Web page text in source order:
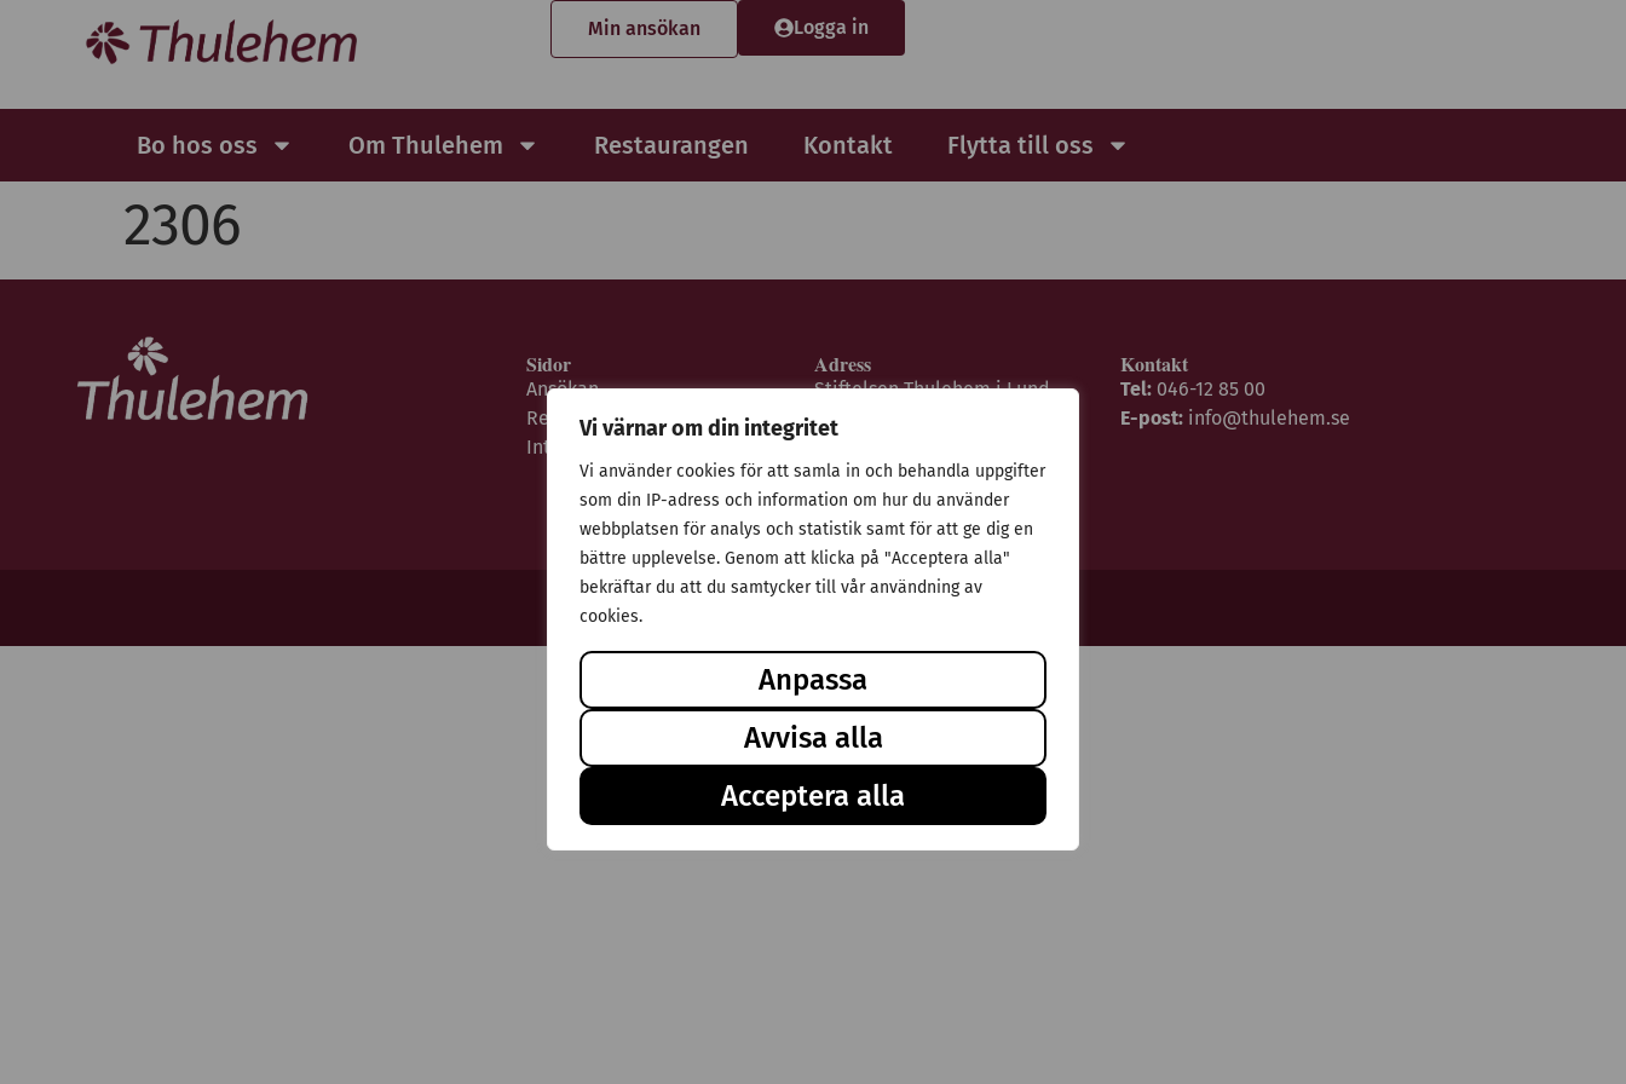
Vi värnar om din integritet
Vi använder cookies för att samla in och behandla uppgifter
som din IP-adress och information om hur du använder
webbplatsen för analys och statistik samt för att ge dig en
bättre upplevelse. Genom att klicka på "Acceptera alla"
bekräftar du att du samtycker till vår användning av
cookies.
Anpassa
Avvisa alla
Acceptera alla
Min ansökan Logga in
Bo hos oss Om Thulehem Restaurangen Kontakt Flytta till oss
2306
Sidor
Ansökan
Restaurangen
Integritetspolicy
Adress
Stiftelsen Thulehem i Lund
Thulehemsvägen 40
Kontakt
Tel: 046-12 85 00
E-post: info@thulehem.se
© Stiftelsen Thulehem 2025